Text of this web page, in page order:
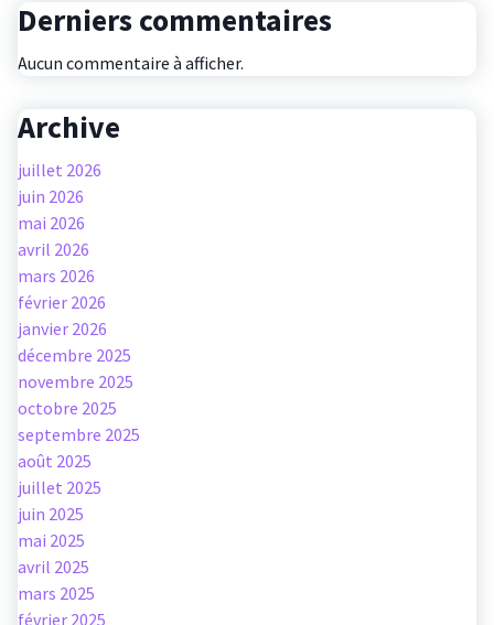
Derniers commentaires
Aucun commentaire à afficher.
Archive
juillet 2026
juin 2026
mai 2026
avril 2026
mars 2026
février 2026
janvier 2026
décembre 2025
novembre 2025
octobre 2025
septembre 2025
août 2025
juillet 2025
juin 2025
mai 2025
avril 2025
mars 2025
février 2025